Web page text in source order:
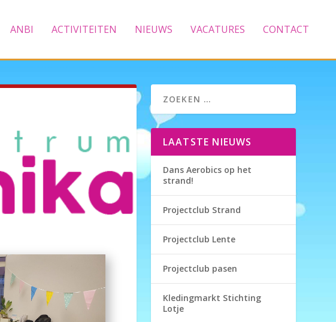
ANBI ACTIVITEITEN NIEUWS VACATURES CONTACT
LAATSTE NIEUWS
Dans Aerobics op het
strand!
Projectclub Strand
Projectclub Lente
Projectclub pasen
Kledingmarkt Stichting
Lotje